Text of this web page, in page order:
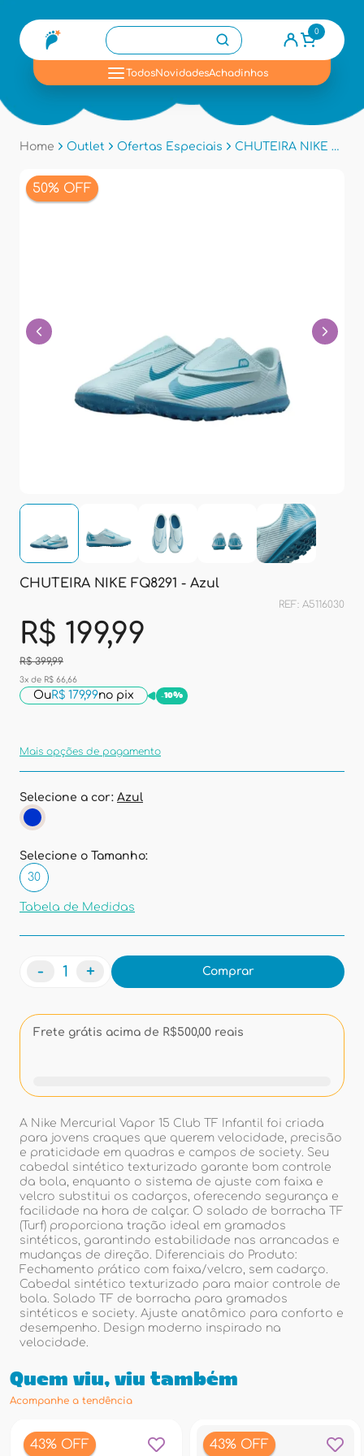
0
TodosNovidadesAchadinhos
Home Outlet Ofertas Especiais CHUTEIRA NIKE FQ8291 - Azul
50% OFF
CHUTEIRA NIKE FQ8291 - Azul
REF: A5116030
R$ 199,99
R$ 399,99
3x de R$ 66,66
OuR$ 179,99no pix -10%
Mais opções de pagamento
Selecione a cor: Azul
Selecione o Tamanho:
30
Tabela de Medidas
- + Comprar
Frete grátis acima de R$500,00 reais
A Nike Mercurial Vapor 15 Club TF Infantil foi criada
para jovens craques que querem velocidade, precisão
e praticidade em quadras e campos de society. Seu
cabedal sintético texturizado garante bom controle
da bola, enquanto o sistema de ajuste com faixa e
velcro substitui os cadarços, oferecendo segurança e
facilidade na hora de calçar. O solado de borracha TF
(Turf) proporciona tração ideal em gramados
sintéticos, garantindo estabilidade nas arrancadas e
mudanças de direção. Diferenciais do Produto:
Fechamento prático com faixa/velcro, sem cadarço.
Cabedal sintético texturizado para maior controle de
bola. Solado TF de borracha para gramados
sintéticos e society. Ajuste anatômico para conforto e
desempenho. Design moderno inspirado na
velocidade.
Quem viu, viu também
Acompanhe a tendência
43% OFF 43% OFF